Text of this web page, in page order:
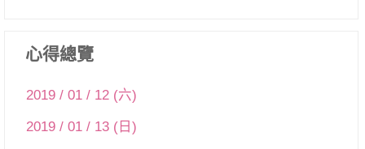
心得總覽
2019 / 01 / 12 (六)
2019 / 01 / 13 (日)